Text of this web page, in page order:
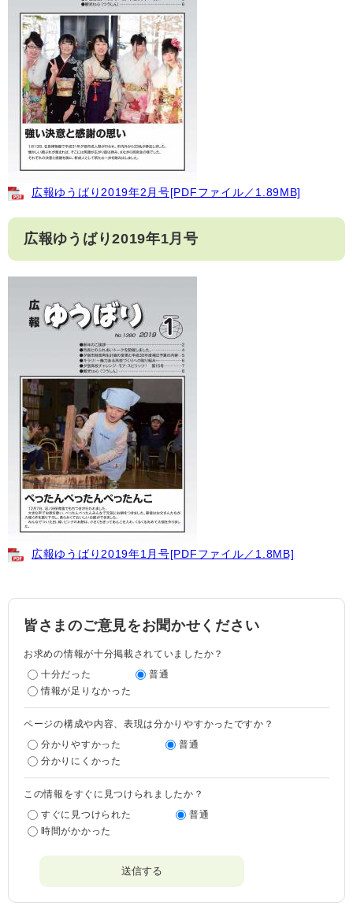
広報ゆうばり2019年2月号[PDFファイル／1.89MB]
広報ゆうばり2019年1月号
広報ゆうばり2019年1月号[PDFファイル／1.8MB]
皆さまのご意見をお聞かせください
お求めの情報が十分掲載されていましたか？
十分だった
普通
情報が足りなかった
ページの構成や内容、表現は分かりやすかったですか？
分かりやすかった
普通
分かりにくかった
この情報をすぐに見つけられましたか？
すぐに見つけられた
普通
時間がかかった